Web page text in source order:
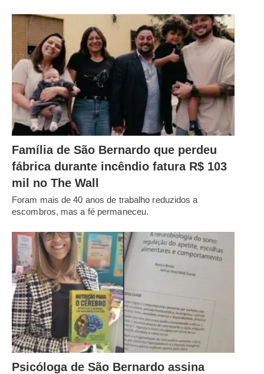
Família de São Bernardo que perdeu
fábrica durante incêndio fatura R$ 103
mil no The Wall
Foram mais de 40 anos de trabalho reduzidos a
escombros, mas a fé permaneceu.
Psicóloga de São Bernardo assina